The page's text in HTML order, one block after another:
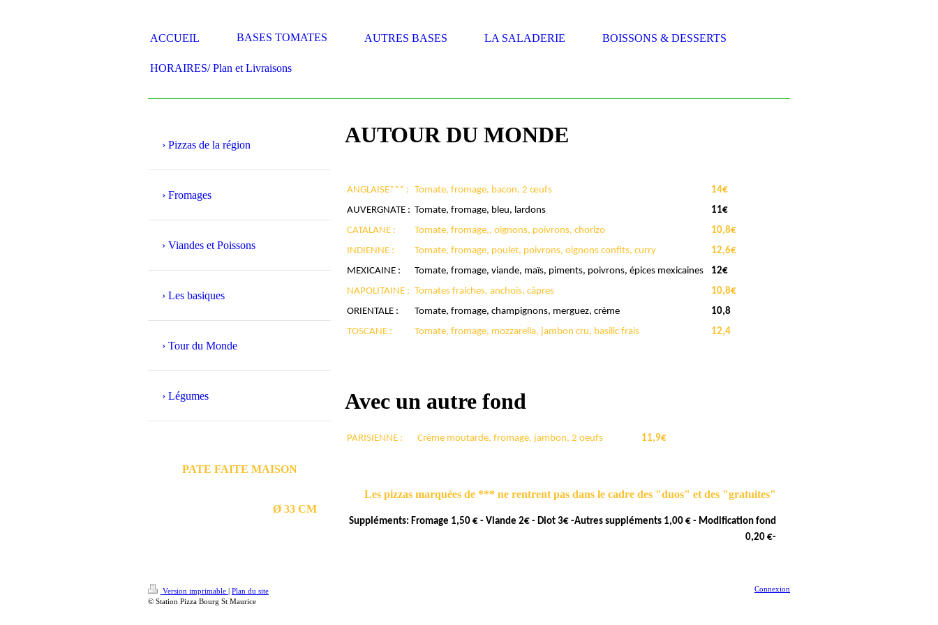
ACCUEIL BASES TOMATES AUTRES BASES LA SALADERIE BOISSONS & DESSERTS
HORAIRES/ Plan et Livraisons
AUTOUR DU MONDE
ANGLAISE*** : Tomate, fromage, bacon, 2 œufs
14€
AUVERGNATE : Tomate, fromage, bleu, lardons
11€
CATALANE :
Tomate, fromage,, oignons, poivrons, chorizo
10,8€
INDIENNE :
Tomate, fromage, poulet, poivrons, oignons confits, curry
12,6€
MEXICAINE :
Tomate, fromage, viande, maïs, piments, poivrons, épices mexicaines
12€
NAPOLITAINE : Tomates fraiches, anchois, câpres
10,8€
ORIENTALE :
Tomate, fromage, champignons, merguez, crème
10,8
TOSCANE :
Tomate, fromage, mozzarella, jambon cru, basilic frais 12,4
Avec un autre fond
PARISIENNE : Crème moutarde, fromage, jambon, 2 oeufs 11,9€
Les pizzas marquées de *** ne rentrent pas dans le cadre des "duos" et des "gratuites"
Suppléments: Fromage 1,50 € - Viande 2€ - Diot 3€ -Autres suppléments 1,00 € - Modification fond
0,20 €-
Pizzas de la région
Fromages
Viandes et Poissons
Les basiques
Tour du Monde
Légumes
PATE FAITE MAISON
Ø 33 CM
Version imprimable | Plan du site
© Station Pizza Bourg St Maurice
Connexion